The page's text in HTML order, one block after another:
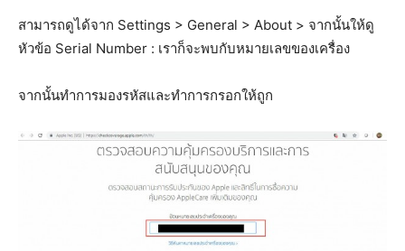
สามารถดูได้จาก Settings > General > About > จากนั้นให้ดู
หัวข้อ Serial Number : เราก็จะพบกับหมายเลขของเครื่อง
จากนั้นทำการมองรหัสและทำการกรอกให้ถูก